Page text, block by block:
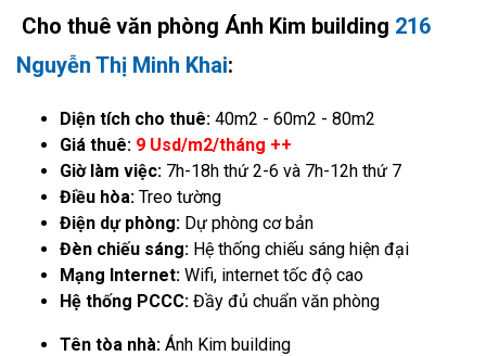
Cho thuê văn phòng Ánh Kim building 216
Nguyễn Thị Minh Khai:
Diện tích cho thuê: 40m2 - 60m2 - 80m2
Giá thuê: 9 Usd/m2/tháng ++
Giờ làm việc: 7h-18h thứ 2-6 và 7h-12h thứ 7
Điều hòa: Treo tường
Điện dự phòng: Dự phòng cơ bản
Đèn chiếu sáng: Hệ thống chiếu sáng hiện đại
Mạng Internet: Wifi, internet tốc độ cao
Hệ thống PCCC: Đầy đủ chuẩn văn phòng
Tên tòa nhà: Ánh Kim building